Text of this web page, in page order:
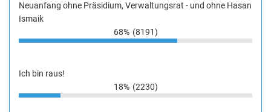
Neuanfang ohne Präsidium, Verwaltungsrat - und ohne Hasan
Ismaik
68% (8191)
Ich bin raus!
18% (2230)